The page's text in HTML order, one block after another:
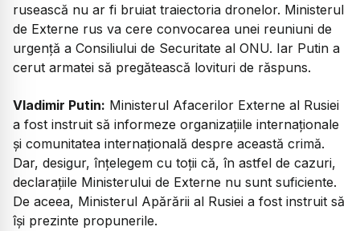
rusească nu ar fi bruiat traiectoria dronelor. Ministerul
de Externe rus va cere convocarea unei reuniuni de
urgență a Consiliului de Securitate al ONU. Iar Putin a
cerut armatei să pregătească lovituri de răspuns.
Vladimir Putin: Ministerul Afacerilor Externe al Rusiei
a fost instruit să informeze organizațiile internaționale
și comunitatea internațională despre această crimă.
Dar, desigur, înțelegem cu toții că, în astfel de cazuri,
declarațiile Ministerului de Externe nu sunt suficiente.
De aceea, Ministerul Apărării al Rusiei a fost instruit să
își prezinte propunerile.